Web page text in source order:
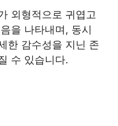
외형적으로 귀엽고
을 나타내며, 동시
한 감수성을 지닌 존
수 있습니다.